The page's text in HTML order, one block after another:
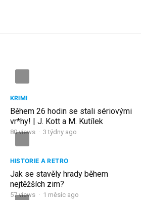
KRIMI
Během 26 hodin se stali sériovými
vr*hy! | J. Kott a M. Kutílek
80views · 3 týdny ago
HISTORIE A RETRO
Jak se stavěly hrady během
nejtěžších zim?
57views · 1 měsíc ago